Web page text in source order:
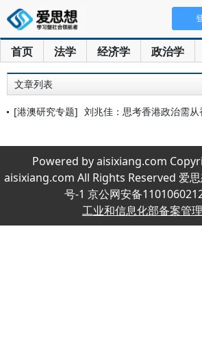
首页 法学 经济学 政治学
文章列表
[港澳研究专题] 刘兆佳：思考香港政治需
Powered by aisixiang.com
aisixiang.com All Rights Reserved 爱
号-1 京公网安备
工业和信息化部备案管